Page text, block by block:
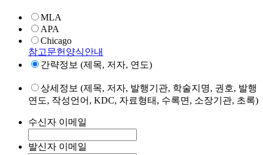
MLA
APA
Chicago
참고문헌양식안내
간략정보 (제목, 저자, 연도)
상세정보 (제목, 저자, 발행기관, 학술지명, 권호, 발행
연도, 작성언어, KDC, 자료형태, 수록면, 소장기관, 초록)
수신자 이메일
발신자 이메일